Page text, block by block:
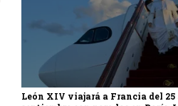
León XIV viajará a Francia del 25